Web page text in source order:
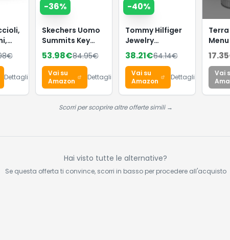
(stile
€
Dettagli
-36%
Skechers Uomo
Summits Key
Pace Slip-In
ALLENATRICE,
Navy Mesh, 39.5
EU
53.98€84.95€
Vai su
Amazon
Dettagli
-40%
Tommy Hilfiger
Jewelry
Braccialetto da
Donna in Acciaio
Inossidabile con
Charms
Impreziositi da
Disponibile in
38.21€64.14€
Vai su
Amazon
Dettagli
Pezzi
12 x
17.35
Vai
Scorri per scoprire altre offerte simili →
Hai visto tutte le alternative?
Se questa offerta ti convince, scorri in basso per procedere all'acquisto